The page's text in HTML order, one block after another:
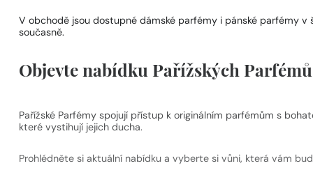
V obchodě jsou dostupné dámské parfémy i pánské parfémy v
současně.
Objevte nabídku Pařížských
Pařížské Parfémy spojují přístup k originálním parfémům s
které vystihují jejich ducha.
Prohlédněte si aktuální nabídku a vyberte si vůni, která vám